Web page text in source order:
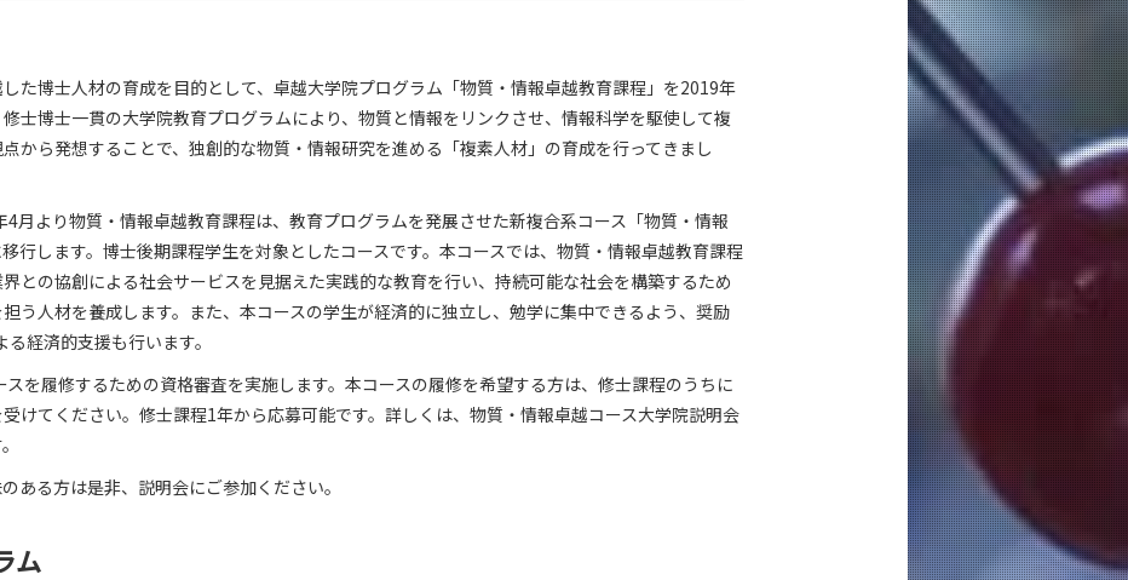
た博士人材の育成を目的として、卓越大学院プログラム「物質・情報卓越教育課程」を2019年
士博士一貫の大学院教育プログラムにより、物質と情報をリンクさせ、情報科学を駆使して複
から発想することで、独創的な物質・情報研究を進める「複素人材」の育成を行ってきまし
4月より物質・情報卓越教育課程は、教育プログラムを発展させた新複合系コース「物質・情報
行します。博士後期課程学生を対象としたコースです。本コースでは、物質・情報卓越教育課程
との協創による社会サービスを見据えた実践的な教育を行い、持続可能な社会を構築するため
う人材を養成します。また、本コースの学生が経済的に独立し、勉学に集中できるよう、奨励
経済的支援も行います。
スを履修するための資格審査を実施します。本コースの履修を希望する方は、修士課程のうちに
けてください。修士課程1年から応募可能です。詳しくは、物質・情報卓越コース大学院説明会
ある方は是非、説明会にご参加ください。
ム